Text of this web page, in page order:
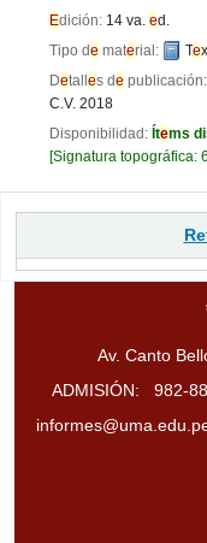
Edición: 14 va. ed.
Tipo de material: Te
Detalles de publicación:
C.V. 2018
Disponibilidad: Ítems
Signatura topográfica:
Av. Canto
ADMISIÓN:
982-